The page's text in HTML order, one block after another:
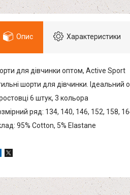
Опис Характеристики
для дівчинки оптом, Active Sport
шорти для дівчинки. Ідеальний
6 штук, 3 кольора
ряд: 134, 140, 146, 152, 158,
95% Cotton, 5% Elastane